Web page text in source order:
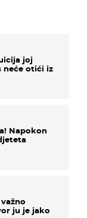
joj
neće otići iz
Napokon
ju je jako